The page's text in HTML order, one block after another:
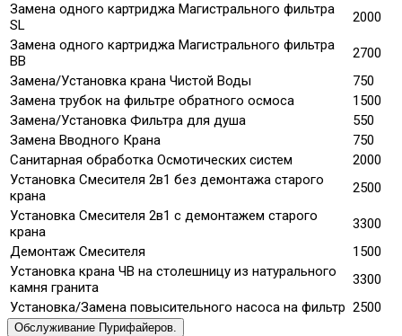
Замена одного картриджа Магистрального фильтра
SL
2000
Замена одного картриджа Магистрального фильтра
ВВ
2700
Замена/Установка крана Чистой Воды
750
Замена трубок на фильтре обратного осмоса
1500
Замена/Установка Фильтра для душа
550
Замена Вводного Крана
750
Санитарная обработка Осмотических систем
2000
Установка Смесителя 2в1 без демонтажа старого
крана
2500
Установка Смесителя 2в1 с демонтажем старого
крана
3300
Демонтаж Смесителя
1500
Установка крана ЧВ на столешницу из натурального
камня гранита
3300
Установка/Замена повысительного насоса на фильтр 2500
Обслуживание Пурифайеров.